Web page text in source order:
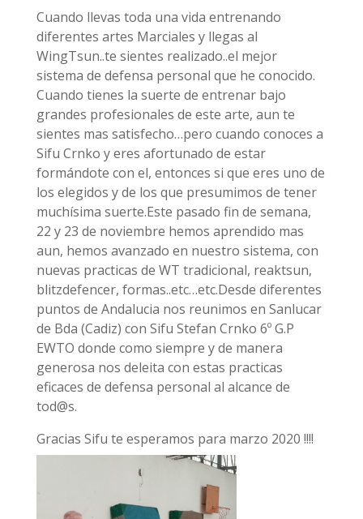
Cuando llevas toda una vida entrenando
diferentes artes Marciales y llegas al
WingTsun..te sientes realizado..el mejor
sistema de defensa personal que he conocido.
Cuando tienes la suerte de entrenar bajo
grandes profesionales de este arte, aun te
sientes mas satisfecho…pero cuando conoces a
Sifu Crnko y eres afortunado de estar
formándote con el, entonces si que eres uno de
los elegidos y de los que presumimos de tener
muchísima suerte.Este pasado fin de semana,
22 y 23 de noviembre hemos aprendido mas
aun, hemos avanzado en nuestro sistema, con
nuevas practicas de WT tradicional, reaktsun,
blitzdefencer, formas..etc…etc.Desde diferentes
puntos de Andalucia nos reunimos en Sanlucar
de Bda (Cadiz) con Sifu Stefan Crnko 6º G.P
EWTO donde como siempre y de manera
generosa nos deleita con estas practicas
eficaces de defensa personal al alcance de
tod@s.
Gracias Sifu te esperamos para marzo 2020 !!!!